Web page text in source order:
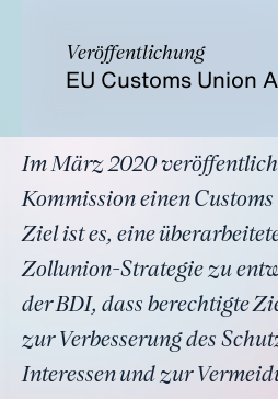
Veröffentlichung
EU Customs Union
Im März 2020
Kommission einen
Ziel ist es, eine
Zollunion-Strategie zu
der BDI, dass berechtigte
zur Verbesserung des
Interessen und zur